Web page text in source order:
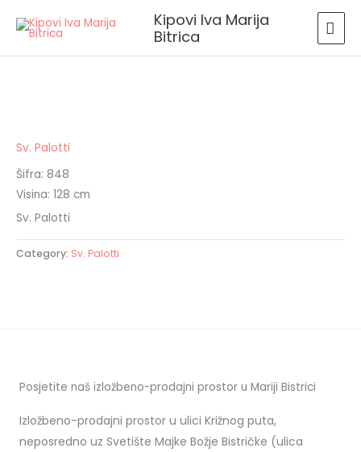
Kipovi Iva Marija
Bitrica
Sv. Palotti
Šifra: 848
Visina: 128 cm
Sv. Palotti
Category: Sv. Palotti
Posjetite naš izložbeno-prodajni prostor u Mariji Bistrici
Izložbeno-prodajni prostor u ulici Križnog puta,
neposredno uz Svetište Majke Božje Bistričke (ulica